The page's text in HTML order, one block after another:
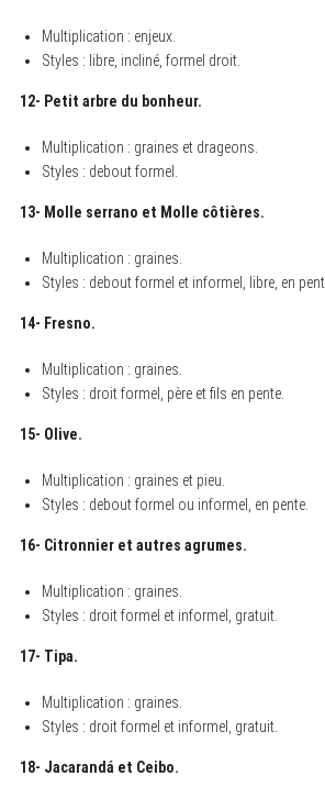
Multiplication : enjeux.
Styles : libre, incliné, formel droit.
12- Petit arbre du bonheur.
Multiplication : graines et drageons.
Styles : debout formel.
13- Molle serrano et Molle côtières.
Multiplication : graines.
Styles : debout formel et informel, libre, en
14- Fresno.
Multiplication : graines.
Styles : droit formel, père et fils en pente.
15- Olive.
Multiplication : graines et pieu.
Styles : debout formel ou informel, en pente.
16- Citronnier et autres agrumes.
Multiplication : graines.
Styles : droit formel et informel, gratuit.
17- Tipa.
Multiplication : graines.
Styles : droit formel et informel, gratuit.
18- Jacarandá et Ceibo.